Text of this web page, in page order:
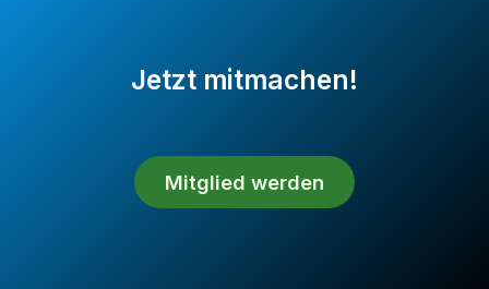
Jetzt mitmachen!
Mitglied werden